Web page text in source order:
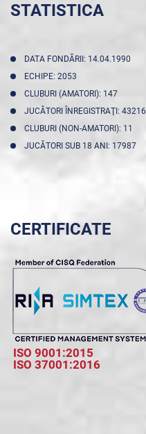
STATISTICA
DATA FONDĂRII: 14.04.1990
ECHIPE: 2053
CLUBURI (AMATORI): 147
JUCĂTORI ÎNREGISTRAŢI: 43216
CLUBURI (NON-AMATORI): 11
JUCĂTORI SUB 18 ANI: 17987
CERTIFICATE
ISO 9001:2015
ISO 37001:2016